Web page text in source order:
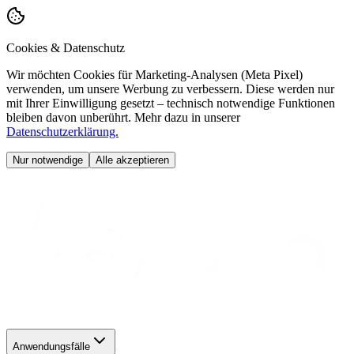
Cookies & Datenschutz
Wir möchten Cookies für Marketing-Analysen (Meta Pixel)
verwenden, um unsere Werbung zu verbessern. Diese werden nur
mit Ihrer Einwilligung gesetzt – technisch notwendige Funktionen
bleiben davon unberührt. Mehr dazu in unserer
Datenschutzerklärung.
Nur notwendige Alle akzeptieren
Anwendungsfälle